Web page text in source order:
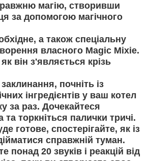
магію, створивши
за допомогою магічного
а також спеціальну
власного Magic Mixie.
він з'являється крізь
почніть із
інгредієнтів у ваш котел
за раз. Дочекайтеся
та торкніться палички тричі.
готове, спостерігайте, як із
справжній туман.
понад 20 звуків і реакцій від